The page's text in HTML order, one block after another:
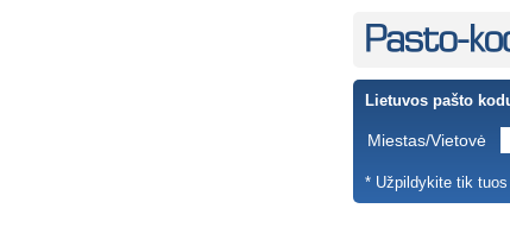
Lietuvos pašto
Miestas/Vietovė
* Užpildykite tik